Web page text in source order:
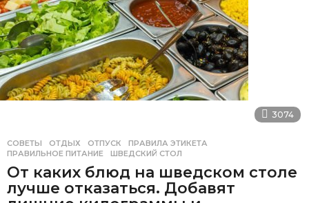
3074
СОВЕТЫ ОТДЫХ ,ОТПУСК ,ПРАВИЛА ЭТИКЕТА
ПРАВИЛЬНОЕ ПИТАНИЕ
,ШВЕДСКИЙ СТОЛ
От каких блюд на шведском столе
лучше отказаться. Добавят